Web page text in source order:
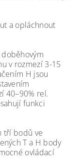
a opláchnout
v rozmezí 3-15
H jsou
40–90% rel.
funkci
tří bodů ve
T a H body
ovládací